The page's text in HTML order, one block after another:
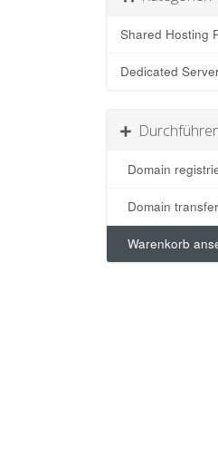
Shared Hosting
Dedicated
Domain
Domain
Warenkorb